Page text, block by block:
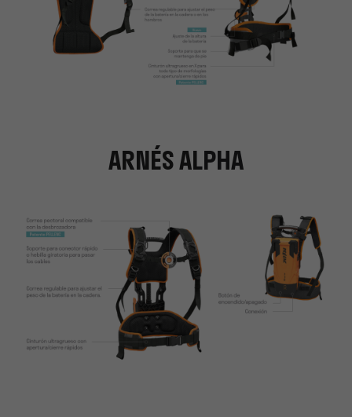
ARNÉS ALPHA